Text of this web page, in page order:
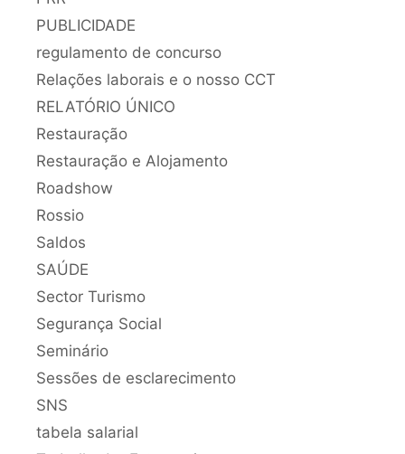
PUBLICIDADE
regulamento de concurso
Relações laborais e o nosso CCT
RELATÓRIO ÚNICO
Restauração
Restauração e Alojamento
Roadshow
Rossio
Saldos
SAÚDE
Sector Turismo
Segurança Social
Seminário
Sessões de esclarecimento
SNS
tabela salarial